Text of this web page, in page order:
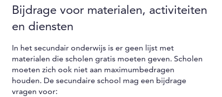
Bijdrage voor materialen, activiteiten
en diensten
In het secundair onderwijs is er geen lijst met
materialen die scholen gratis moeten geven. Scholen
moeten zich ook niet aan maximumbedragen
houden. De secundaire school mag een bijdrage
vragen voor: